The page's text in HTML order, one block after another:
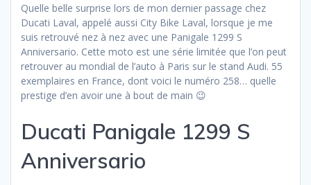
Quelle belle surprise lors de mon dernier passage chez
Ducati Laval, appelé aussi City Bike Laval, lorsque je me
suis retrouvé nez à nez avec une Panigale 1299 S
Anniversario. Cette moto est une série limitée que l’on peut
retrouver au mondial de l’auto à Paris sur le stand Audi. 55
exemplaires en France, dont voici le numéro 258… quelle
prestige d’en avoir une à bout de main 😉
Ducati Panigale 1299 S
Anniversario